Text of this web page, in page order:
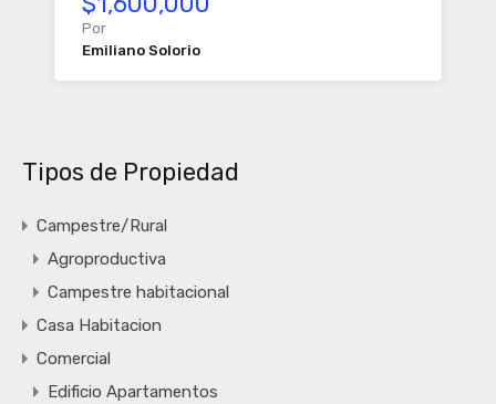
Por
Emiliano Solorio
Tipos de Propiedad
Campestre/Rural
Agroproductiva
Campestre habitacional
Casa Habitacion
Comercial
Edificio Apartamentos